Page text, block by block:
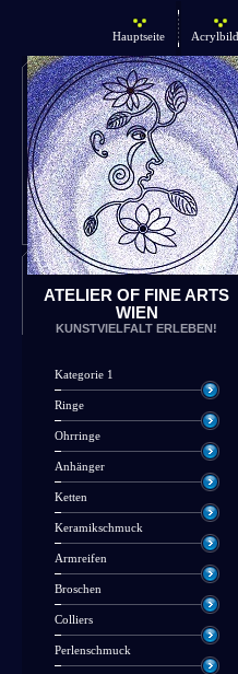
Hauptseite
ATELIER OF FINE ARTS
WIEN
KUNSTVIELFALT ERLEBEN!
Kategorie 1
Ringe
Ohrringe
Anhänger
Ketten
Keramikschmuck
Armreifen
Broschen
Colliers
Perlenschmuck